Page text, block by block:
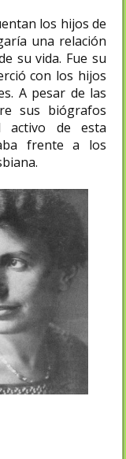
los hijos de
una relación
su vida. Fue su
con los hijos
A pesar de las
sus biógrafos
activo de esta
frente a los